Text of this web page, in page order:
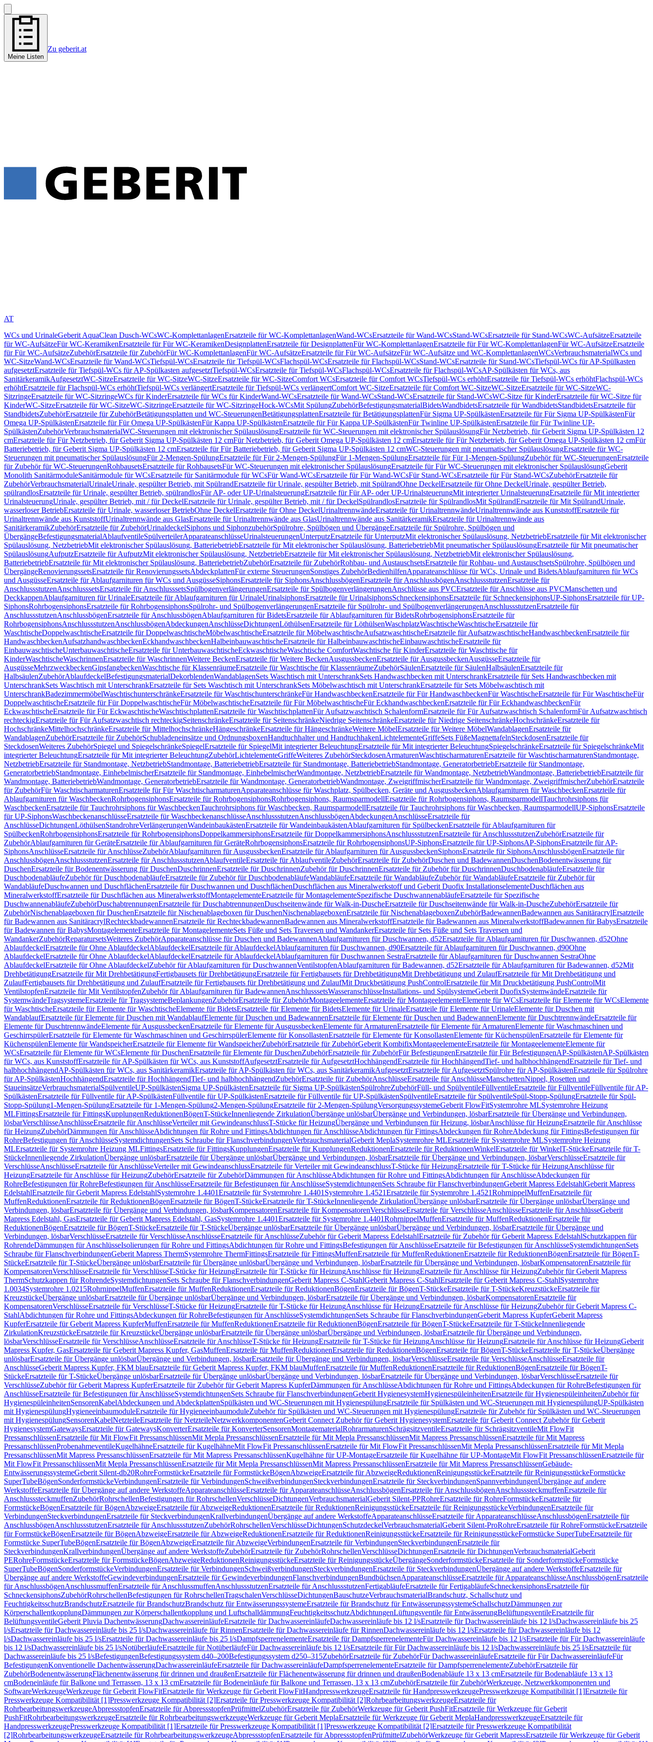
Meine Listen
Zu geberit.at
AT
WCs und UrinaleGeberit AquaClean Dusch-WCsWC-KomplettanlagenErsatzteile für WC-KomplettanlagenWand-WCsErsatzteile für Wand-WCsStand-WCsErsatzteile für Stand-WCsWC-AufsätzeErsatzteile
für WC-AufsätzeFür WC-KeramikenErsatzteile für Für WC-KeramikenDesignplattenErsatzteile für DesignplattenFür WC-KomplettanlagenErsatzteile für Für WC-KomplettanlagenFür WC-AufsätzeErsatzteile
für Für WC-AufsätzeZubehörErsatzteile für ZubehörFür WC-KomplettanlagenFür WC-AufsätzeErsatzteile für Für WC-AufsätzeFür WC-Aufsätze und WC-KomplettanlagenWCsVerbrauchsmaterialWCs und
WC-SitzeWand-WCsErsatzteile für Wand-WCsTiefspül-WCsErsatzteile für Tiefspül-WCsFlachspül-WCsErsatzteile für Flachspül-WCsStand-WCsErsatzteile für Stand-WCsTiefspül-WCs für AP-Spülkasten
aufgesetztErsatzteile für Tiefspül-WCs für AP-Spülkasten aufgesetztTiefspül-WCsErsatzteile für Tiefspül-WCsFlachspül-WCsErsatzteile für Flachspül-WCsAP-Spülkästen für WCs, aus
SanitärkeramikAufgesetztWC-SitzeErsatzteile für WC-SitzeWC-SitzeErsatzteile für WC-SitzeComfort WCsErsatzteile für Comfort WCsTiefspül-WCs erhöhtErsatzteile für Tiefspül-WCs erhöhtFlachspül-WCs
erhöhtErsatzteile für Flachspül-WCs erhöhtTiefspül-WCs verlängertErsatzteile für Tiefspül-WCs verlängertComfort WC-SitzeErsatzteile für Comfort WC-SitzeWC-SitzeErsatzteile für WC-SitzeWC-
SitzringeErsatzteile für WC-SitzringeWCs für KinderErsatzteile für WCs für KinderWand-WCsErsatzteile für Wand-WCsStand-WCsErsatzteile für Stand-WCsWC-Sitze für KinderErsatzteile für WC-Sitze für
KinderWC-SitzeErsatzteile für WC-SitzeWC-SitzringeErsatzteile für WC-SitzringeHock-WCsMit SpülungZubehörBefestigungsmaterialBidetsWandbidetsErsatzteile für WandbidetsStandbidetsErsatzteile für
StandbidetsZubehörErsatzteile für ZubehörBetätigungsplatten und WC-SteuerungenBetätigungsplattenErsatzteile für BetätigungsplattenFür Sigma UP-SpülkästenErsatzteile für Für Sigma UP-SpülkästenFür
Omega UP-SpülkästenErsatzteile für Für Omega UP-SpülkästenFür Kappa UP-SpülkästenErsatzteile für Für Kappa UP-SpülkästenFür Twinline UP-SpülkästenErsatzteile für Für Twinline UP-
SpülkästenZubehörVerbrauchsmaterialWC-Steuerungen mit elektronischer SpülauslösungErsatzteile für WC-Steuerungen mit elektronischer SpülauslösungFür Netzbetrieb, für Geberit Sigma UP-Spülkästen 12
cmErsatzteile für Für Netzbetrieb, für Geberit Sigma UP-Spülkästen 12 cmFür Netzbetrieb, für Geberit Omega UP-Spülkästen 12 cmErsatzteile für Für Netzbetrieb, für Geberit Omega UP-Spülkästen 12 cmFür
Batteriebetrieb, für Geberit Sigma UP-Spülkästen 12 cmErsatzteile für Für Batteriebetrieb, für Geberit Sigma UP-Spülkästen 12 cmWC-Steuerungen mit pneumatischer SpülauslösungErsatzteile für WC-
Steuerungen mit pneumatischer SpülauslösungFür 2-Mengen-SpülungErsatzteile für Für 2-Mengen-SpülungFür 1-Mengen-SpülungErsatzteile für Für 1-Mengen-SpülungZubehör für WC-SteuerungenErsatzteile
für Zubehör für WC-SteuerungenRohbausetsErsatzteile für RohbausetsFür WC-Steuerungen mit elektronischer SpülauslösungErsatzteile für Für WC-Steuerungen mit elektronischer SpülauslösungGeberit
Monolith SanitärmoduleSanitärmodule für WCsErsatzteile für Sanitärmodule für WCsFür Wand-WCsErsatzteile für Für Wand-WCsFür Stand-WCsErsatzteile für Für Stand-WCsZubehörErsatzteile für
ZubehörVerbrauchsmaterialUrinaleUrinale, gespülter Betrieb, mit SpülrandErsatzteile für Urinale, gespülter Betrieb, mit SpülrandOhne DeckelErsatzteile für Ohne DeckelUrinale, gespülter Betrieb,
spülrandlosErsatzteile für Urinale, gespülter Betrieb, spülrandlosFür AP- oder UP-UrinalsteuerungErsatzteile für Für AP- oder UP-UrinalsteuerungMit integrierter UrinalsteuerungErsatzteile für Mit integrierter
UrinalsteuerungUrinale, gespülter Betrieb, mit / für DeckelErsatzteile für Urinale, gespülter Betrieb, mit / für DeckelSpülrandlosErsatzteile für SpülrandlosMit SpülrandErsatzteile für Mit SpülrandUrinale,
wasserloser BetriebErsatzteile für Urinale, wasserloser BetriebOhne DeckelErsatzteile für Ohne DeckelUrinaltrennwändeErsatzteile für UrinaltrennwändeUrinaltrennwände aus KunststoffErsatzteile für
Urinaltrennwände aus KunststoffUrinaltrennwände aus GlasErsatzteile für Urinaltrennwände aus GlasUrinaltrennwände aus SanitärkeramikErsatzteile für Urinaltrennwände aus
SanitärkeramikZubehörErsatzteile für ZubehörUrinaldeckelSiphons und SiphonzubehörSpülrohre, Spülbögen und ÜbergängeErsatzteile für Spülrohre, Spülbögen und
ÜbergängeBefestigungsmaterialAblaufventileSpülverteilerApparateanschlüsseUrinalsteuerungenUnterputzErsatzteile für UnterputzMit elektronischer Spülauslösung, NetzbetriebErsatzteile für Mit elektronischer
Spülauslösung, NetzbetriebMit elektronischer Spülauslösung, BatteriebetriebErsatzteile für Mit elektronischer Spülauslösung, BatteriebetriebMit pneumatischer SpülauslösungErsatzteile für Mit pneumatischer
SpülauslösungAufputzErsatzteile für AufputzMit elektronischer Spülauslösung, NetzbetriebErsatzteile für Mit elektronischer Spülauslösung, NetzbetriebMit elektronischer Spülauslösung,
BatteriebetriebErsatzteile für Mit elektronischer Spülauslösung, BatteriebetriebZubehörErsatzteile für ZubehörRohbau- und AustauschsetsErsatzteile für Rohbau- und AustauschsetsSpülrohre, Spülbögen und
ÜbergängeRenovierungssetsErsatzteile für RenovierungssetsAbdeckplattenFür externe SteuerungenSonstiges ZubehörBedienhilfenApparateanschlüsse für WCs, Urinale und BidetsAblaufgarnituren für WCs
und AusgüsseErsatzteile für Ablaufgarnituren für WCs und AusgüsseSiphonsErsatzteile für SiphonsAnschlussbögenErsatzteile für AnschlussbögenAnschlussstutzenErsatzteile für
AnschlussstutzenAnschlusssetsErsatzteile für AnschlusssetsSpülbogenverlängerungenErsatzteile für SpülbogenverlängerungenAnschlüsse aus PVCErsatzteile für Anschlüsse aus PVCManschetten und
DeckkappenAblaufgarnituren für UrinaleErsatzteile für Ablaufgarnituren für UrinaleUrinalsiphonsErsatzteile für UrinalsiphonsSchneckensiphonsErsatzteile für SchneckensiphonsUP-SiphonsErsatzteile für UP-
SiphonsRohrbogensiphonsErsatzteile für RohrbogensiphonsSpülrohr- und SpülbogenverlängerungenErsatzteile für Spülrohr- und SpülbogenverlängerungenAnschlussstutzenErsatzteile für
AnschlussstutzenAnschlussbögenErsatzteile für AnschlussbögenAblaufgarnituren für BidetsErsatzteile für Ablaufgarnituren für BidetsRohrbogensiphonsErsatzteile für
RohrbogensiphonsAnschlussstutzenAnschlussbögenAbdeckungenAnschlüsseDichtungenLöthülsenErsatzteile für LöthülsenWaschplatzWaschtischeWaschtischeErsatzteile für
WaschtischeDoppelwaschtischeErsatzteile für DoppelwaschtischeMöbelwaschtischeErsatzteile für MöbelwaschtischeAufsatzwaschtischeErsatzteile für AufsatzwaschtischeHandwaschbeckenErsatzteile für
HandwaschbeckenAufsatzhandwaschbeckenEckhandwaschbeckenHalbeinbauwaschtischeErsatzteile für HalbeinbauwaschtischeEinbauwaschtischeErsatzteile für
EinbauwaschtischeUnterbauwaschtischeErsatzteile für UnterbauwaschtischeEckwaschtischeWaschtische ComfortWaschtische für KinderErsatzteile für Waschtische für
KinderWaschtischeWaschrinnenErsatzteile für WaschrinnenWeitere BeckenErsatzteile für Weitere BeckenAusgussbeckenErsatzteile für AusgussbeckenAusgüsseErsatzteile für
AusgüsseMehrzweckbeckenGipsfangbeckenWaschtische für KlassenräumeErsatzteile für Waschtische für KlassenräumeZubehörSäulenErsatzteile für SäulenHalbsäulenErsatzteile für
HalbsäulenZubehörAblaufdeckelBefestigungsmaterialDekorblendenWandablagenSets Waschtisch mit UnterschrankSets Handwaschbecken mit UnterschrankErsatzteile für Sets Handwaschbecken mit
UnterschrankSets Waschtisch mit UnterschrankErsatzteile für Sets Waschtisch mit UnterschrankSets Möbelwaschtisch mit UnterschrankErsatzteile für Sets Möbelwaschtisch mit
UnterschrankBadezimmermöbelWaschtischunterschränkeErsatzteile für WaschtischunterschränkeFür HandwaschbeckenErsatzteile für Für HandwaschbeckenFür WaschtischeErsatzteile für Für WaschtischeFür
DoppelwaschtischeErsatzteile für Für DoppelwaschtischeFür MöbelwaschtischeErsatzteile für Für MöbelwaschtischeFür EckhandwaschbeckenErsatzteile für Für EckhandwaschbeckenFür
EckwaschtischeErsatzteile für Für EckwaschtischeWaschtischplattenErsatzteile für WaschtischplattenFür Aufsatzwaschtisch SchalenformErsatzteile für Für Aufsatzwaschtisch SchalenformFür Aufsatzwaschtisch
rechteckigErsatzteile für Für Aufsatzwaschtisch rechteckigSeitenschränkeErsatzteile für SeitenschränkeNiedrige SeitenschränkeErsatzteile für Niedrige SeitenschränkeHochschränkeErsatzteile für
HochschränkeMittelhochschränkeErsatzteile für MittelhochschränkeHängeschränkeErsatzteile für HängeschränkeWeitere MöbelErsatzteile für Weitere MöbelWandablagenErsatzteile für
WandablagenZubehörErsatzteile für ZubehörSchubladeneinsätze und OrdnungsboxenHandtuchhalter und HandtuchhakenLichtelementeGriffeSets FüßeMagnettafelnSteckdosenErsatzteile für
SteckdosenWeiteres ZubehörSpiegel und SpiegelschränkeSpiegelErsatzteile für SpiegelMit integrierter BeleuchtungErsatzteile für Mit integrierter BeleuchtungSpiegelschränkeErsatzteile für SpiegelschränkeMit
integrierter BeleuchtungErsatzteile für Mit integrierter BeleuchtungZubehörLichtelementeGriffeWeiteres ZubehörSteckdosenArmaturenWaschtischarmaturenErsatzteile für WaschtischarmaturenStandmontage,
NetzbetriebErsatzteile für Standmontage, NetzbetriebStandmontage, BatteriebetriebErsatzteile für Standmontage, BatteriebetriebStandmontage, GeneratorbetriebErsatzteile für Standmontage,
GeneratorbetriebStandmontage, EinhebelmischerErsatzteile für Standmontage, EinhebelmischerWandmontage, NetzbetriebErsatzteile für Wandmontage, NetzbetriebWandmontage, BatteriebetriebErsatzteile für
Wandmontage, BatteriebetriebWandmontage, GeneratorbetriebErsatzteile für Wandmontage, GeneratorbetriebWandmontage, ZweigriffmischerErsatzteile für Wandmontage, ZweigriffmischerZubehörErsatzteile
für ZubehörFür WaschtischarmaturenErsatzteile für Für WaschtischarmaturenApparateanschlüsse für Waschplatz, Spülbecken, Geräte und AusgussbeckenAblaufgarnituren für WaschbeckenErsatzteile für
Ablaufgarnituren für WaschbeckenRohrbogensiphonsErsatzteile für RohrbogensiphonsRohrbogensiphons, RaumsparmodellErsatzteile für Rohrbogensiphons, RaumsparmodellTauchrohrsiphons für
WaschbeckenErsatzteile für Tauchrohrsiphons für WaschbeckenTauchrohrsiphons für Waschbecken, RaumsparmodellErsatzteile für Tauchrohrsiphons für Waschbecken, RaumsparmodellUP-SiphonsErsatzteile
für UP-SiphonsWaschbeckenanschlüsseErsatzteile für WaschbeckenanschlüsseAnschlussstutzenAnschlussbögenAbdeckungenAnschlüsseErsatzteile für
AnschlüsseDichtungenLöthülsenStandrohreVerlängerungenWandeinbaukästenErsatzteile für WandeinbaukästenAblaufgarnituren für SpülbeckenErsatzteile für Ablaufgarnituren für
SpülbeckenRohrbogensiphonsErsatzteile für RohrbogensiphonsDoppelkammersiphonsErsatzteile für DoppelkammersiphonsAnschlussstutzenErsatzteile für AnschlussstutzenZubehörErsatzteile für
ZubehörAblaufgarnituren für GeräteErsatzteile für Ablaufgarnituren für GeräteRohrbogensiphonsErsatzteile für RohrbogensiphonsUP-SiphonsErsatzteile für UP-SiphonsAP-SiphonsErsatzteile für AP-
SiphonsAnschlüsseErsatzteile für AnschlüsseZubehörAblaufgarnituren für AusgussbeckenErsatzteile für Ablaufgarnituren für AusgussbeckenSiphonsErsatzteile für SiphonsAnschlussbögenErsatzteile für
AnschlussbögenAnschlussstutzenErsatzteile für AnschlussstutzenAblaufventileErsatzteile für AblaufventileZubehörErsatzteile für ZubehörDuschen und BadewannenDuschenBodenentwässerung für
DuschenErsatzteile für Bodenentwässerung für DuschenDuschrinnenErsatzteile für DuschrinnenZubehör für DuschrinnenErsatzteile für Zubehör für DuschrinnenDuschbodenabläufeErsatzteile für
DuschbodenabläufeZubehör für DuschbodenabläufeErsatzteile für Zubehör für DuschbodenabläufeWandabläufeErsatzteile für WandabläufeZubehör für WandabläufeErsatzteile für Zubehör für
WandabläufeDuschwannen und DuschflächenErsatzteile für Duschwannen und DuschflächenDuschflächen aus Mineralwerkstoff und Geberit Duofix InstallationselementeDuschflächen aus
MineralwerkstoffErsatzteile für Duschflächen aus MineralwerkstoffMontagelementeErsatzteile für MontagelementeSpezifische DuschwannenabläufeErsatzteile für Spezifische
DuschwannenabläufeZubehörDuschabtrennungenErsatzteile für DuschabtrennungenDuschseitenwände für Walk-in-DuscheErsatzteile für Duschseitenwände für Walk-in-DuscheZubehörErsatzteile für
ZubehörNischenablageboxen für DuschenErsatzteile für Nischenablageboxen für DuschenNischenablageboxenErsatzteile für NischenablageboxenZubehörBadewannenBadewannen aus SanitäracrylErsatzteile
für Badewannen aus SanitäracrylRechteckbadewannenErsatzteile für RechteckbadewannenBadewannen aus MineralwerkstoffErsatzteile für Badewannen aus MineralwerkstoffBadewannen für BabysErsatzteile
für Badewannen für BabysMontagelementeErsatzteile für MontagelementeSets Füße und Sets Traversen und WandankerErsatzteile für Sets Füße und Sets Traversen und
WandankerZubehörReparatursetsWeiteres ZubehörApparateanschlüsse für Duschen und BadewannenAblaufgarnituren für Duschwannen, d52Ersatzteile für Ablaufgarnituren für Duschwannen, d52Ohne
AblaufdeckelErsatzteile für Ohne AblaufdeckelAblaufdeckelErsatzteile für AblaufdeckelAblaufgarnituren für Duschwannen, d90Ersatzteile für Ablaufgarnituren für Duschwannen, d90Ohne
AblaufdeckelErsatzteile für Ohne AblaufdeckelAblaufdeckelErsatzteile für AblaufdeckelAblaufgarnituren für Duschwannen SestraErsatzteile für Ablaufgarnituren für Duschwannen SestraOhne
AblaufdeckelErsatzteile für Ohne AblaufdeckelZubehör für Ablaufgarnituren für DuschwannenVentilstopfenAblaufgarnituren für Badewannen, d52Ersatzteile für Ablaufgarnituren für Badewannen, d52Mit
DrehbetätigungErsatzteile für Mit DrehbetätigungFertigbausets für DrehbetätigungErsatzteile für Fertigbausets für DrehbetätigungMit Drehbetätigung und ZulaufErsatzteile für Mit Drehbetätigung und
ZulaufFertigbausets für Drehbetätigung und ZulaufErsatzteile für Fertigbausets für Drehbetätigung und ZulaufMit Druckbetätigung PushControlErsatzteile für Mit Druckbetätigung PushControlMit
VentilstopfenErsatzteile für Mit VentilstopfenZubehör für Ablaufgarnituren für BadewannenAnschlusssetsWasseranschlüsseInstallations- und SpülsystemeGeberit DuofixSystemwändeErsatzteile für
SystemwändeTragsystemeErsatzteile für TragsystemeBeplankungenZubehörErsatzteile für ZubehörMontageelementeErsatzteile für MontageelementeElemente für WCsErsatzteile für Elemente für WCsElemente
für WaschtischeErsatzteile für Elemente für WaschtischeElemente für BidetsErsatzteile für Elemente für BidetsElemente für UrinaleErsatzteile für Elemente für UrinaleElemente für Duschen mit
WandablaufErsatzteile für Elemente für Duschen mit WandablaufElemente für Duschen und BadewannenErsatzteile für Elemente für Duschen und BadewannenElemente für DuschtrennwändeErsatzteile für
Elemente für DuschtrennwändeElemente für AusgussbeckenErsatzteile für Elemente für AusgussbeckenElemente für ArmaturenErsatzteile für Elemente für ArmaturenElemente für Waschmaschinen und
GeschirrspülerErsatzteile für Elemente für Waschmaschinen und GeschirrspülerElemente für KonsollastenErsatzteile für Elemente für KonsollastenElemente für KüchenspülenErsatzteile für Elemente für
KüchenspülenElemente für WandspeicherErsatzteile für Elemente für WandspeicherZubehörErsatzteile für ZubehörGeberit KombifixMontageelementeErsatzteile für MontageelementeElemente für
WCsErsatzteile für Elemente für WCsElemente für DuschenErsatzteile für Elemente für DuschenZubehörErsatzteile für ZubehörFür BefestigungenErsatzteile für Für BefestigungenAP-SpülkästenAP-Spülkästen
für WCs, aus KunststoffErsatzteile für AP-Spülkästen für WCs, aus KunststoffAufgesetztErsatzteile für AufgesetztHochhängendErsatzteile für HochhängendTief- und halbhochhängendErsatzteile für Tief- und
halbhochhängendAP-Spülkästen für WCs, aus SanitärkeramikErsatzteile für AP-Spülkästen für WCs, aus SanitärkeramikAufgesetztErsatzteile für AufgesetztSpülrohre für AP-SpülkästenErsatzteile für Spülrohre
für AP-SpülkästenHochhängendErsatzteile für HochhängendTief- und halbhochhängendZubehörErsatzteile für ZubehörAnschlüsseErsatzteile für AnschlüsseManschettenNippel, Rosetten und
StaueinsätzeVerbrauchsmaterialSpülventileUP-SpülkästenSigma UP-SpülkästenErsatzteile für Sigma UP-SpülkästenSpülrohreZubehörFüll- und SpülventileFüllventileErsatzteile für FüllventileFüllventile für AP-
SpülkästenErsatzteile für Füllventile für AP-SpülkästenFüllventile für UP-SpülkästenErsatzteile für Füllventile für UP-SpülkästenSpülventileErsatzteile für SpülventileSpül-Stopp-SpülungErsatzteile für Spül-
Stopp-Spülung1-Mengen-SpülungErsatzteile für 1-Mengen-Spülung2-Mengen-SpülungErsatzteile für 2-Mengen-SpülungVersorgungssystemeGeberit FlowFitSystemrohre MLSystemrohre Heizung
MLFittingsErsatzteile für FittingsKupplungenReduktionenBögenT-StückeInnenliegende ZirkulationÜbergänge unlösbarÜbergänge und Verbindungen, lösbarErsatzteile für Übergänge und Verbindungen,
lösbarVerschlüsseAnschlüsseErsatzteile für AnschlüsseVerteiler mit GewindeanschlussT-Stücke für HeizungÜbergänge und Verbindungen für Heizung, lösbarAnschlüsse für HeizungErsatzteile für Anschlüsse
für HeizungZubehörDämmungen für AnschlüsseAbdichtungen für Rohre und FittingsAbdichtungen für AnschlüsseAbdichtungen für FittingsAbdeckungen für RohreAbdeckung für FittingsBefestigungen für
RohreBefestigungen für AnschlüsseSystemdichtungenSets Schraube für FlanschverbindungenVerbrauchsmaterialGeberit MeplaSystemrohre MLErsatzteile für Systemrohre MLSystemrohre Heizung
MLErsatzteile für Systemrohre Heizung MLFittingsErsatzteile für FittingsKupplungenErsatzteile für KupplungenReduktionenErsatzteile für ReduktionenWinkelErsatzteile für WinkelT-StückeErsatzteile für T-
StückeInnenliegende ZirkulationÜbergänge unlösbarErsatzteile für Übergänge unlösbarÜbergänge und Verbindungen, lösbarErsatzteile für Übergänge und Verbindungen, lösbarVerschlüsseErsatzteile für
VerschlüsseAnschlüsseErsatzteile für AnschlüsseVerteiler mit GewindeanschlussErsatzteile für Verteiler mit GewindeanschlussT-Stücke für HeizungErsatzteile für T-Stücke für HeizungAnschlüsse für
HeizungErsatzteile für Anschlüsse für HeizungZubehörErsatzteile für ZubehörDämmungen für AnschlüsseAbdichtungen für Rohre und FittingsAbdichtungen für AnschlüsseAbdeckungen für
RohreBefestigungen für RohreBefestigungen für AnschlüsseErsatzteile für Befestigungen für AnschlüsseSystemdichtungenSets Schraube für FlanschverbindungenGeberit Mapress EdelstahlGeberit Mapress
EdelstahlErsatzteile für Geberit Mapress EdelstahlSystemrohre 1.4401Ersatzteile für Systemrohre 1.4401 Systemrohre 1.4521Ersatzteile für Systemrohre 1.4521RohrnippelMuffenErsatzteile für
MuffenReduktionenErsatzteile für ReduktionenBögenErsatzteile für BögenT-StückeErsatzteile für T-StückeInnenliegende ZirkulationÜbergänge unlösbarErsatzteile für Übergänge unlösbarÜbergänge und
Verbindungen, lösbarErsatzteile für Übergänge und Verbindungen, lösbarKompensatorenErsatzteile für KompensatorenVerschlüsseErsatzteile für VerschlüsseAnschlüsseErsatzteile für AnschlüsseGeberit
Mapress Edelstahl, GasErsatzteile für Geberit Mapress Edelstahl, GasSystemrohre 1.4401Ersatzteile für Systemrohre 1.4401RohrnippelMuffenErsatzteile für MuffenReduktionenErsatzteile für
ReduktionenBögenErsatzteile für BögenT-StückeErsatzteile für T-StückeÜbergänge unlösbarErsatzteile für Übergänge unlösbarÜbergänge und Verbindungen, lösbarErsatzteile für Übergänge und
Verbindungen, lösbarVerschlüsseErsatzteile für VerschlüsseAnschlüsseErsatzteile für AnschlüsseZubehör für Geberit Mapress EdelstahlErsatzteile für Zubehör für Geberit Mapress EdelstahlSchutzkappen für
RohrendeDämmungen für AnschlüsseIsolierungen für Rohre und FittingsAbdichtungen für Rohre und FittingsBefestigungen für AnschlüsseErsatzteile für Befestigungen für AnschlüsseSystemdichtungenSets
Schraube für FlanschverbindungenGeberit Mapress ThermSystemrohre ThermFittingsErsatzteile für FittingsMuffenErsatzteile für MuffenReduktionenErsatzteile für ReduktionenBögenErsatzteile für BögenT-
StückeErsatzteile für T-StückeÜbergänge unlösbarErsatzteile für Übergänge unlösbarÜbergänge und Verbindungen, lösbarErsatzteile für Übergänge und Verbindungen, lösbarKompensatorenErsatzteile für
KompensatorenVerschlüsseErsatzteile für VerschlüsseT-Stücke für HeizungErsatzteile für T-Stücke für HeizungAnschlüsse für HeizungErsatzteile für Anschlüsse für HeizungZubehör für Geberit Mapress
ThermSchutzkappen für RohrendeSystemdichtungenSets Schraube für FlanschverbindungenGeberit Mapress C-StahlGeberit Mapress C-StahlErsatzteile für Geberit Mapress C-StahlSystemrohre
1.0034Systemrohre 1.0215RohrnippelMuffenErsatzteile für MuffenReduktionenErsatzteile für ReduktionenBögenErsatzteile für BögenT-StückeErsatzteile für T-StückeKreuzstückeErsatzteile für
KreuzstückeÜbergänge unlösbarErsatzteile für Übergänge unlösbarÜbergänge und Verbindungen, lösbarErsatzteile für Übergänge und Verbindungen, lösbarKompensatorenErsatzteile für
KompensatorenVerschlüsseErsatzteile für VerschlüsseT-Stücke für HeizungErsatzteile für T-Stücke für HeizungAnschlüsse für HeizungErsatzteile für Anschlüsse für HeizungZubehör für Geberit Mapress C-
StahlAbdichtungen für Rohre und FittingsAbdeckungen für RohreBefestigungen für AnschlüsseSystemdichtungenSets Schraube für FlanschverbindungenGeberit Mapress KupferGeberit Mapress
KupferErsatzteile für Geberit Mapress KupferMuffenErsatzteile für MuffenReduktionenErsatzteile für ReduktionenBögenErsatzteile für BögenT-StückeErsatzteile für T-StückeInnenliegende
ZirkulationKreuzstückeErsatzteile für KreuzstückeÜbergänge unlösbarErsatzteile für Übergänge unlösbarÜbergänge und Verbindungen, lösbarErsatzteile für Übergänge und Verbindungen,
lösbarVerschlüsseErsatzteile für VerschlüsseAnschlüsseErsatzteile für AnschlüsseT-Stücke für HeizungErsatzteile für T-Stücke für HeizungAnschlüsse für HeizungErsatzteile für Anschlüsse für HeizungGeberit
Mapress Kupfer, GasErsatzteile für Geberit Mapress Kupfer, GasMuffenErsatzteile für MuffenReduktionenErsatzteile für ReduktionenBögenErsatzteile für BögenT-StückeErsatzteile für T-StückeÜbergänge
unlösbarErsatzteile für Übergänge unlösbarÜbergänge und Verbindungen, lösbarErsatzteile für Übergänge und Verbindungen, lösbarVerschlüsseErsatzteile für VerschlüsseAnschlüsseErsatzteile für
AnschlüsseGeberit Mapress Kupfer, FKM blauErsatzteile für Geberit Mapress Kupfer, FKM blauMuffenErsatzteile für MuffenReduktionenErsatzteile für ReduktionenBögenErsatzteile für BögenT-
StückeErsatzteile für T-StückeÜbergänge unlösbarErsatzteile für Übergänge unlösbarÜbergänge und Verbindungen, lösbarErsatzteile für Übergänge und Verbindungen, lösbarVerschlüsseErsatzteile für
VerschlüsseZubehör für Geberit Mapress KupferErsatzteile für Zubehör für Geberit Mapress KupferDämmungen für AnschlüsseAbdichtungen für Rohre und FittingsAbdeckungen für RohreBefestigungen für
AnschlüsseErsatzteile für Befestigungen für AnschlüsseSystemdichtungenSets Schraube für FlanschverbindungenGeberit HygienesystemHygienespüleinheitenErsatzteile für HygienespüleinheitenZubehör für
HygienespüleinheitenSensorenKabelAbdeckungen und AbdeckplattenSpülkästen und WC-Steuerungen mit HygienespülungErsatzteile für Spülkästen und WC-Steuerungen mit HygienespülungUP-Spülkästen
mit HygienespülungHygieneeinbaumoduleErsatzteile für HygieneeinbaumoduleZubehör für Spülkästen und WC-Steuerungen mit HygienespülungErsatzteile für Zubehör für Spülkästen und WC-Steuerungen
mit HygienespülungSensorenKabelNetzteileErsatzteile für NetzteileNetzwerkkomponentenGeberit Connect Zubehör für Geberit HygienesystemErsatzteile für Geberit Connect Zubehör für Geberit
HygienesystemGatewaysErsatzteile für GatewaysKonverterErsatzteile für KonverterSensorenMontagematerialRohrarmaturenSchrägsitzventileErsatzteile für SchrägsitzventileMit FlowFit
PressanschlüssenErsatzteile für Mit FlowFit PressanschlüssenMit Mepla PressanschlüssenErsatzteile für Mit Mepla PressanschlüssenMit Mapress PressanschlüssenErsatzteile für Mit Mapress
PressanschlüssenProbenahmeventileKugelhähneErsatzteile für KugelhähneMit FlowFit PressanschlüssenErsatzteile für Mit FlowFit PressanschlüssenMit Mepla PressanschlüssenErsatzteile für Mit Mepla
PressanschlüssenMit Mapress PressanschlüssenErsatzteile für Mit Mapress PressanschlüssenKugelhähne für UP-MontageErsatzteile für Kugelhähne für UP-MontageMit FlowFit PressanschlüssenErsatzteile für
Mit FlowFit PressanschlüssenMit Mepla PressanschlüssenErsatzteile für Mit Mepla PressanschlüssenMit Mapress PressanschlüssenErsatzteile für Mit Mapress PressanschlüssenGebäude-
EntwässerungssystemeGeberit Silent-db20RohreFormstückeErsatzteile für FormstückeBögenAbzweigeErsatzteile für AbzweigeReduktionenReinigungsstückeErsatzteile für ReinigungsstückeFormstücke
SuperTubeBögenSonderformstückeVerbindungenErsatzteile für VerbindungenSchweißverbindungenSteckverbindungenErsatzteile für SteckverbindungenSpannverbindungenÜbergänge auf andere
WerkstoffeErsatzteile für Übergänge auf andere WerkstoffeApparateanschlüsseErsatzteile für ApparateanschlüsseAnschlussbögenErsatzteile für AnschlussbögenAnschlusssteckmuffenErsatzteile für
AnschlusssteckmuffenZubehörRohrschellenBefestigungen für RohrschellenVerschlüsseDichtungenVerbrauchsmaterialGeberit Silent-PPRohreErsatzteile für RohreFormstückeErsatzteile für
FormstückeBögenErsatzteile für BögenAbzweigeErsatzteile für AbzweigeReduktionenErsatzteile für ReduktionenReinigungsstückeErsatzteile für ReinigungsstückeVerbindungenErsatzteile für
VerbindungenSteckverbindungenErsatzteile für SteckverbindungenKrallverbindungenÜbergänge auf andere WerkstoffeApparateanschlüsseErsatzteile für ApparateanschlüsseAnschlussbögenErsatzteile für
AnschlussbögenAnschlussstutzenErsatzteile für AnschlussstutzenZubehörRohrschellenVerschlüsseDichtungenSchutzdeckelVerbrauchsmaterialGeberit Silent-ProRohreErsatzteile für RohreFormstückeErsatzteile
für FormstückeBögenErsatzteile für BögenAbzweigeErsatzteile für AbzweigeReduktionenErsatzteile für ReduktionenReinigungsstückeErsatzteile für ReinigungsstückeFormstücke SuperTubeErsatzteile für
Formstücke SuperTubeBögenErsatzteile für BögenAbzweigeErsatzteile für AbzweigeVerbindungenErsatzteile für VerbindungenSteckverbindungenErsatzteile für
SteckverbindungenKrallverbindungenÜbergänge auf andere WerkstoffeZubehörErsatzteile für ZubehörRohrschellenVerschlüsseDichtungenErsatzteile für DichtungenVerbrauchsmaterialGeberit
PERohreFormstückeErsatzteile für FormstückeBögenAbzweigeReduktionenReinigungsstückeErsatzteile für ReinigungsstückeÜbergängeSonderformstückeErsatzteile für SonderformstückeFormstücke
SuperTubeBögenSonderformstückeVerbindungenErsatzteile für VerbindungenSchweißverbindungenSteckverbindungenErsatzteile für SteckverbindungenÜbergänge auf andere WerkstoffeErsatzteile für
Übergänge auf andere WerkstoffeGewindeverbindungenErsatzteile für GewindeverbindungenFlanschverbindungenBundbüchsenApparateanschlüsseErsatzteile für ApparateanschlüsseAnschlussbögenErsatzteile
für AnschlussbögenAnschlussmuffenErsatzteile für AnschlussmuffenAnschlussstutzenErsatzteile für AnschlussstutzenFertigabläufeErsatzteile für FertigabläufeSchneckensiphonsErsatzteile für
SchneckensiphonsZubehörRohrschellenBefestigungen für RohrschellenTragschalenVerschlüsseDichtungenBauschutzeVerbrauchsmaterialBrandschutz, Schallschutz und
FeuchtigkeitsschutzBrandschutzErsatzteile für BrandschutzBrandschutz für EntwässerungssystemeErsatzteile für Brandschutz für EntwässerungssystemeSchallschutzDämmungen zur
KörperschallentkopplungDämmungen zur Körperschallentkopplung und LuftschalldämmungFeuchtigkeitsschutzAbdichtungenLüftungsventile für EntwässerungBelüftungsventileErsatzteile für
BelüftungsventileGeberit Pluvia DachentwässerungDachwassereinläufeErsatzteile für DachwassereinläufeDachwassereinläufe bis 12 l/sErsatzteile für Dachwassereinläufe bis 12 l/sDachwassereinläufe bis 25
l/sErsatzteile für Dachwassereinläufe bis 25 l/sDachwassereinläufe für RinnenErsatzteile für Dachwassereinläufe für RinnenDachwassereinläufe bis 12 l/sErsatzteile für Dachwassereinläufe bis 12
l/sDachwassereinläufe bis 25 l/sErsatzteile für Dachwassereinläufe bis 25 l/sDampfsperrenelementeErsatzteile für DampfsperrenelementeFür Dachwassereinläufe bis 12 l/sErsatzteile für Für Dachwassereinläufe
bis 12 l/sDachwassereinläufe bis 25 l/sNotüberläufeErsatzteile für NotüberläufeFür Dachwassereinläufe bis 12 l/sErsatzteile für Für Dachwassereinläufe bis 12 l/sDachwassereinläufe bis 25 l/sErsatzteile für
Dachwassereinläufe bis 25 l/sBefestigungenBefestigungssystem d40–200Befestigungssystem d250–315ZubehörErsatzteile für ZubehörFür DachwassereinläufeErsatzteile für Für DachwassereinläufeFür
BefestigungenKonventionelle DachentwässerungDachwassereinläufeErsatzteile für DachwassereinläufeDampfsperrenelementeErsatzteile für DampfsperrenelementeZubehörErsatzteile für
ZubehörBodenentwässerungFlächenentwässerung für drinnen und draußenErsatzteile für Flächenentwässerung für drinnen und draußenBodenabläufe 13 x 13 cmErsatzteile für Bodenabläufe 13 x 13
cmBodeneinläufe für Balkone und Terrassen, 13 x 13 cmErsatzteile für Bodeneinläufe für Balkone und Terrassen, 13 x 13 cmZubehörErsatzteile für ZubehörWerkzeuge, Netzwerkkomponenten und
SoftwareWerkzeugeWerkzeuge für Geberit FlowFitErsatzteile für Werkzeuge für Geberit FlowFitHandpresswerkzeugeErsatzteile für HandpresswerkzeugePresswerkzeuge Kompatibilität [1]Ersatzteile für
Presswerkzeuge Kompatibilität [1]Presswerkzeuge Kompatibilität [2]Ersatzteile für Presswerkzeuge Kompatibilität [2]RohrbearbeitungswerkzeugeErsatzteile für
RohrbearbeitungswerkzeugeAbpressstopfenErsatzteile für AbpressstopfenPrüfmittelZubehörErsatzteile für ZubehörWerkzeuge für Geberit PushFitErsatzteile für Werkzeuge für Geberit
PushFitRohrbearbeitungswerkzeugeErsatzteile für RohrbearbeitungswerkzeugeWerkzeuge für Geberit MeplaErsatzteile für Werkzeuge für Geberit MeplaHandpresswerkzeugeErsatzteile für
HandpresswerkzeugePresswerkzeuge Kompatibilität [1]Ersatzteile für Presswerkzeuge Kompatibilität [1]Presswerkzeuge Kompatibilität [2]Ersatzteile für Presswerkzeuge Kompatibilität
[2]RohrbearbeitungswerkzeugeErsatzteile für RohrbearbeitungswerkzeugeAbpressstopfenErsatzteile für AbpressstopfenPrüfmittelZubehörWerkzeuge für Geberit MapressErsatzteile für Werkzeuge für Geberit